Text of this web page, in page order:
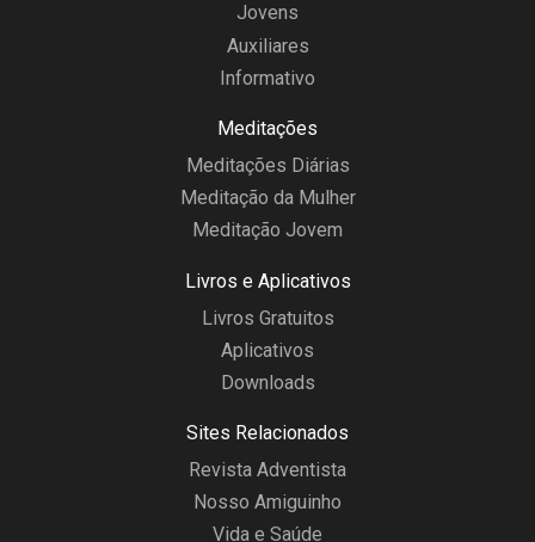
Jovens
Auxiliares
Informativo
Meditações
Meditações Diárias
Meditação da Mulher
Meditação Jovem
Livros e Aplicativos
Livros Gratuitos
Aplicativos
Downloads
Sites Relacionados
Revista Adventista
Nosso Amiguinho
Vida e Saúde